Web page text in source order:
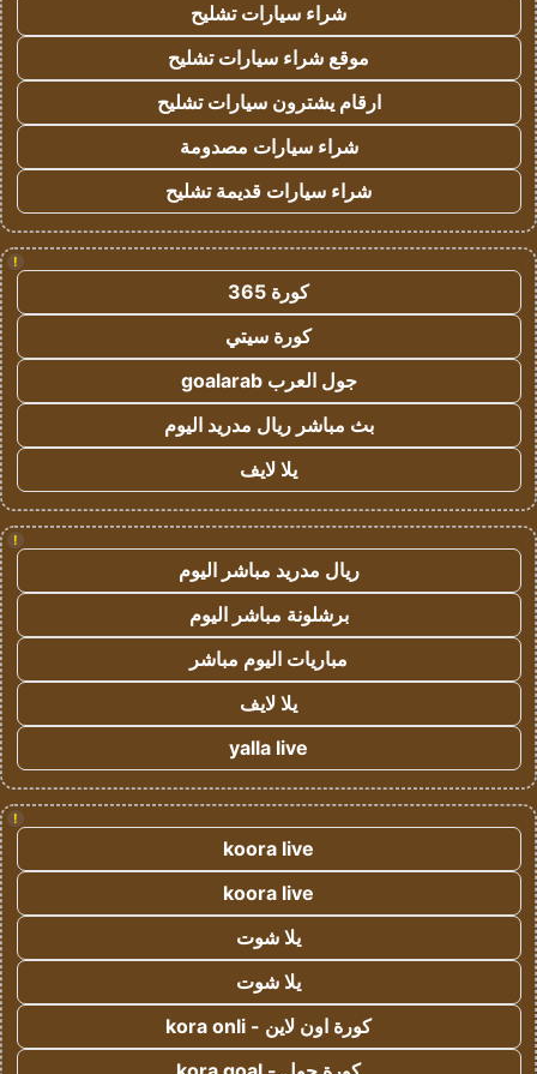
شراء سيارات تشليح
موقع شراء سيارات تشليح
ارقام يشترون سيارات تشليح
شراء سيارات مصدومة
شراء سيارات قديمة تشليح
!
كورة 365
كورة سيتي
جول العرب goalarab
بث مباشر ريال مدريد اليوم
يلا لايف
!
ريال مدريد مباشر اليوم
برشلونة مباشر اليوم
مباريات اليوم مباشر
يلا لايف
yalla live
!
koora live
koora live
يلا شوت
يلا شوت
كورة اون لاين - kora onli